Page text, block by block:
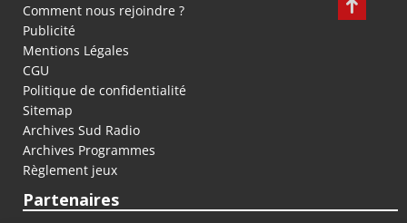
Comment nous rejoindre ?
Publicité
Mentions Légales
CGU
Politique de confidentialité
Sitemap
Archives Sud Radio
Archives Programmes
Règlement jeux
Partenaires